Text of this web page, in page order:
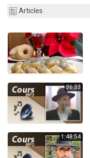
Articles
36:33
1:48:54